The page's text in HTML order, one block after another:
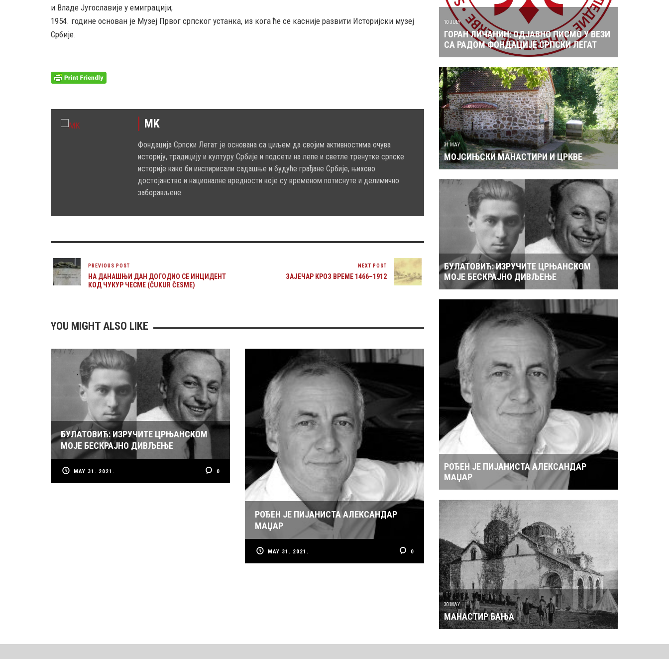
и Владе Југославије у емиграцији;
1954. године основан је Музеј Првог српског устанка, из кога ће се касније развити Историјски музеј
Србије.
MK
Фондација Српски Легат је основана са циљем да својим активностима очува
историју, традицију и културу Србије и подсети на лепе и светле тренутке српске
историје како би инспирисали садашње и будуће грађане Србије, њихово
достојанство и националне вредности које су временом потиснуте и делимично
заборављене.
PREVIOUS POST
НА ДАНАШЊИ ДАН ДОГОДИО СЕ ИНЦИДЕНТ
КОД ЧУКУР ЧЕСМЕ (ČUKUR ČESME)
NEXT POST
ЗАЈЕЧАР КРОЗ ВРЕМЕ 1466–1912
YOU MIGHT ALSO LIKE
БУЛАТОВИЋ: ИЗРУЧИТЕ ЦРЊАНСКОМ
МОЈЕ БЕСКРАЈНО ДИВЉЕЊЕ
MAY 31. 2021. 0
РОЂЕН ЈЕ ПИЈАНИСТА АЛЕКСАНДАР
МАЏАР
MAY 31. 2021. 0
10 JULY
ГОРАН ЛИЧАНИН: ОДЈАВНО ПИСМО У ВЕЗИ
СА РАДОМ ФОНДАЦИЈЕ СРПСКИ ЛЕГАТ
31 MAY
МОЈСИЊСКИ МАНАСТИРИ И ЦРКВЕ
БУЛАТОВИЋ: ИЗРУЧИТЕ ЦРЊАНСКОМ
МОЈЕ БЕСКРАЈНО ДИВЉЕЊЕ
РОЂЕН ЈЕ ПИЈАНИСТА АЛЕКСАНДАР
МАЏАР
30 MAY
МАНАСТИР БАЊА